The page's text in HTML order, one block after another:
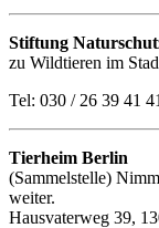
Stiftung
zu Wildtieren im
Tel: 030 / 26 39 41 41
Tierheim Berlin
(Sammelstelle)
weiter.
Hausvaterweg 39,